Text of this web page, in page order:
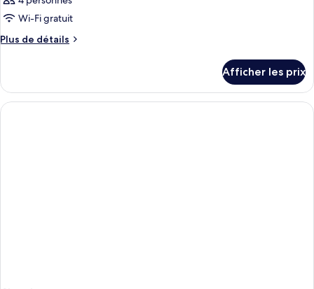
Wi-Fi gratuit
Plus de détails
Plus
Chambre
Afficher les prix